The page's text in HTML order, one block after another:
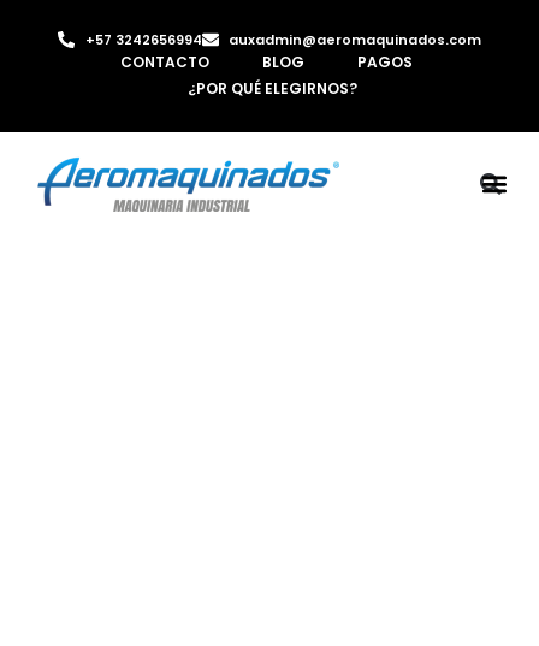
+57 3242656994 auxadmin@aeromaquinados.com
CONTACTO BLOG
PAGOS
¿POR QUÉ ELEGIRNOS?